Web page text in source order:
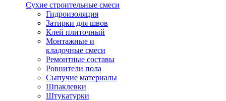
Сухие строительные смеси
Гидроизоляция
Затирки для швов
Клей плиточный
Монтажные и
кладочные смеси
Ремонтные составы
Ровнители пола
Сыпучие материалы
Шпаклевки
Штукатурки